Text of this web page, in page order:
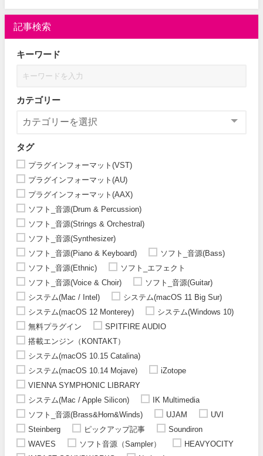
記事検索
キーワード
カテゴリー
タグ
プラグインフォーマット(VST)
プラグインフォーマット(AU)
プラグインフォーマット(AAX)
ソフト_音源(Drum & Percussion)
ソフト_音源(Strings & Orchestral)
ソフト_音源(Synthesizer)
ソフト_音源(Piano & Keyboard)
ソフト_音源(Bass)
ソフト_音源(Ethnic)
ソフト_エフェクト
ソフト_音源(Voice & Choir)
ソフト_音源(Guitar)
システム(Mac / Intel)
システム(macOS 11 Big Sur)
システム(macOS 12 Monterey)
システム(Windows 10)
無料プラグイン
SPITFIRE AUDIO
搭載エンジン（KONTAKT）
システム(macOS 10.15 Catalina)
システム(macOS 10.14 Mojave)
iZotope
VIENNA SYMPHONIC LIBRARY
システム(Mac / Apple Silicon)
IK Multimedia
ソフト_音源(Brass&Horn&Winds)
UJAM
UVI
Steinberg
ピックアップ記事
Soundiron
WAVES
ソフト音源（Sampler）
HEAVYOCITY